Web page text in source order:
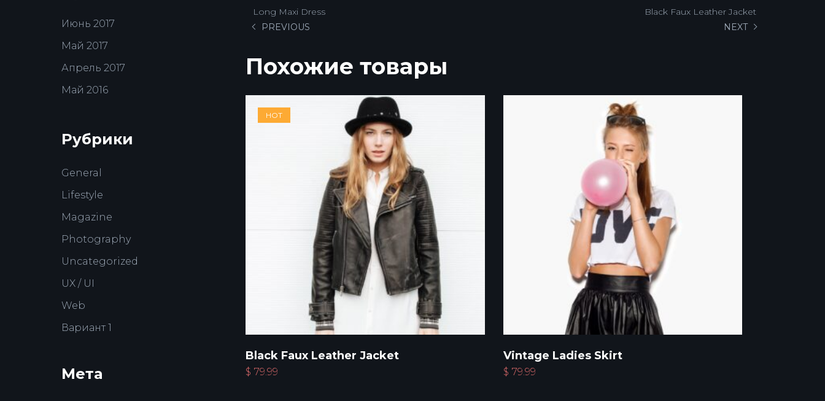
Long Maxi Dress
PREVIOUS
Black Faux Leather Jacket
NEXT
Похожие товары
HOT
Black Faux Leather Jacket
$79.99
Vintage Ladies Skirt
$ 79.99
Июнь 2017
Май 2017
Апрель 2017
Май 2016
Рубрики
General
Lifestyle
Magazine
Photography
Uncategorized
UX / UI
Web
Вариант 1
Мета